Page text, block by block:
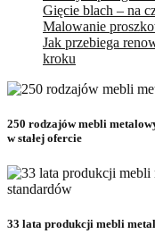
Gięcie blach – na
Malowanie
Jak przebiega
kroku
250 rodzajów mebli
w stałej ofercie
33 lata produkcji mebli